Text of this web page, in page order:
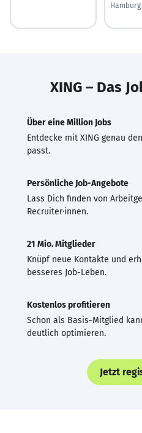
Hamburg
XING – Das
Über eine Million Jobs
Entdecke mit XING genau
passt.
Persönliche Job-Angebote
Lass Dich finden von
Recruiter·innen.
21 Mio. Mitglieder
Knüpf neue Kontakte und
besseres Job-Leben.
Kostenlos profitieren
Schon als Basis-Mitglied
deutlich optimieren.
Jetzt